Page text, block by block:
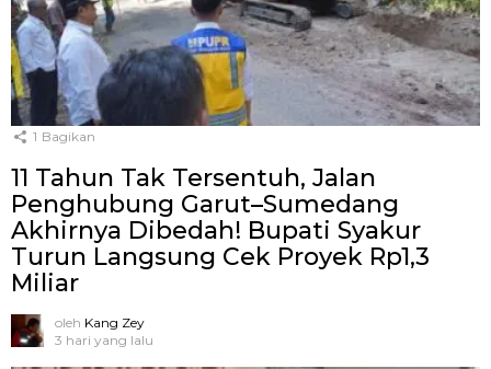
1 Bagikan
11 Tahun Tak Tersentuh, Jalan
Penghubung Garut–Sumedang
Akhirnya Dibedah! Bupati Syakur
Turun Langsung Cek Proyek Rp1,3
Miliar
oleh Kang Zey
3 hari yang lalu